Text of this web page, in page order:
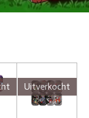
Uitverkocht